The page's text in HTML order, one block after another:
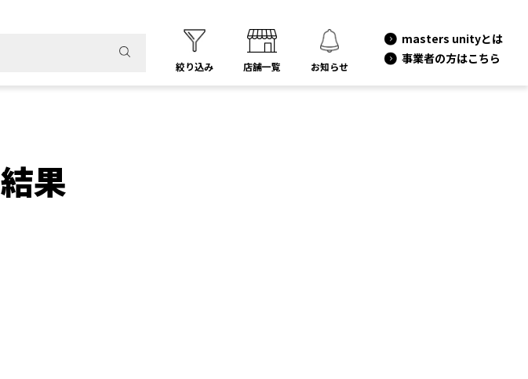
絞り込み 店舗一覧 お知らせ
masters unityとは
事業者の方はこちら
結果